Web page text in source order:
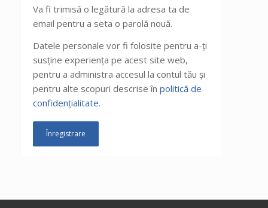
Va fi trimisă o legătură la adresa ta de
email pentru a seta o parolă nouă.
Datele personale vor fi folosite pentru a-ți
susține experiența pe acest site web,
pentru a administra accesul la contul tău și
pentru alte scopuri descrise în politică de
confidențialitate.
Înregistrare